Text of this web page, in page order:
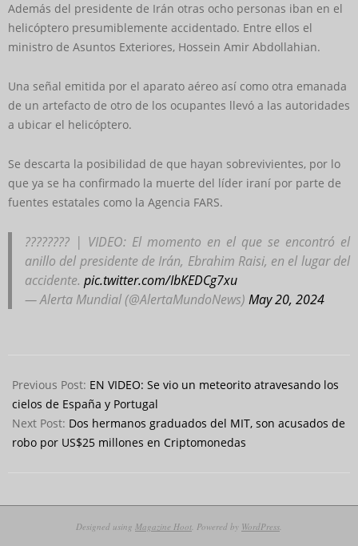
Además del presidente de Irán otras ocho personas iban en el
helicóptero presumiblemente accidentado. Entre ellos el
ministro de Asuntos Exteriores, Hossein Amir Abdollahian.
Una señal emitida por el aparato aéreo así como otra emanada
de un artefacto de otro de los ocupantes llevó a las autoridades
a ubicar el helicóptero.
Se descarta la posibilidad de que hayan sobrevivientes, por lo
que ya se ha confirmado la muerte del líder iraní por parte de
fuentes estatales como la Agencia FARS.
???????? | VIDEO: El momento en el que se encontró el
anillo del presidente de Irán, Ebrahim Raisi, en el lugar del
accidente. pic.twitter.com/IbKEDCg7xu
— Alerta Mundial (@AlertaMundoNews) May 20, 2024
05-
20
Previous Post: EN VIDEO: Se vio un meteorito atravesando los
cielos de España y Portugal
Next Post: Dos hermanos graduados del MIT, son acusados de
robo por US$25 millones en Criptomonedas
Designed using Magazine Hoot . Powered by WordPress